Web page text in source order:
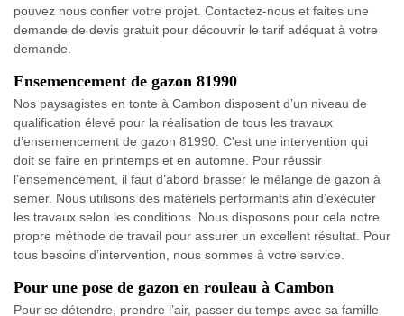
pouvez nous confier votre projet. Contactez-nous et faites une
demande de devis gratuit pour découvrir le tarif adéquat à votre
demande.
Ensemencement de gazon 81990
Nos paysagistes en tonte à Cambon disposent d’un niveau de
qualification élevé pour la réalisation de tous les travaux
d’ensemencement de gazon 81990. C'est une intervention qui
doit se faire en printemps et en automne. Pour réussir
l’ensemencement, il faut d’abord brasser le mélange de gazon à
semer. Nous utilisons des matériels performants afin d’exécuter
les travaux selon les conditions. Nous disposons pour cela notre
propre méthode de travail pour assurer un excellent résultat. Pour
tous besoins d’intervention, nous sommes à votre service.
Pour une pose de gazon en rouleau à Cambon
Pour se détendre, prendre l’air, passer du temps avec sa famille